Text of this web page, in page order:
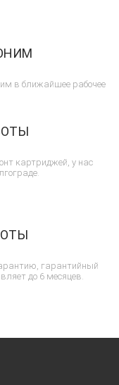
в ближайшее рабочее
картриджей, у нас
гарантийный
до 6 месяцев.